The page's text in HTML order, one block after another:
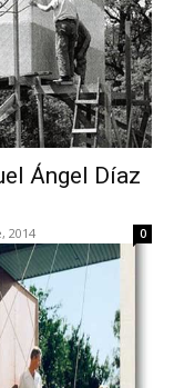
Ángel Díaz
2014 0